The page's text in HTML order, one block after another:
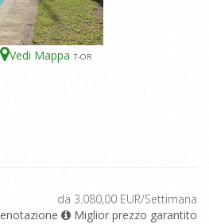
Vedi Mappa 7-OR
da 3.080,00 EUR/Settimana
Miglior prezzo garantito